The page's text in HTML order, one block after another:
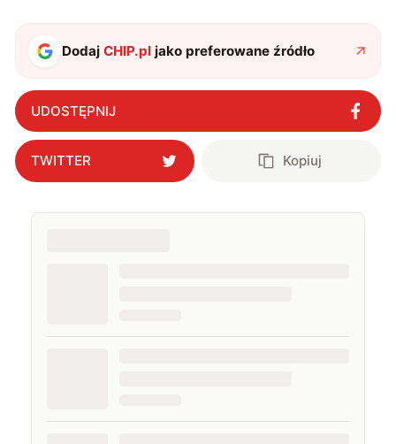
także uprawiać oraz oglądać sport.
DodajCHIP.pl jako preferowane źródło
UDOSTĘPNIJ
TWITTER Kopiuj